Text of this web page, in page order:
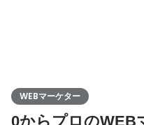
WEBマーケター
0からプロのWEB